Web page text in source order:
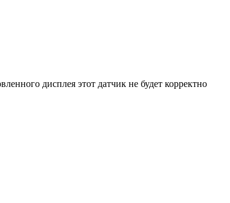
дисплея этот датчик не будет корректно